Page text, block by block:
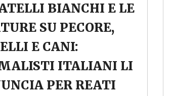
BIANCHI E LE
SU PECORE,
E CANI:
ITALIANI LI
PER REATI